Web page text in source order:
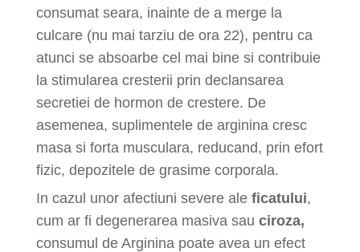
consumat seara, inainte de a merge la
culcare (nu mai tarziu de ora 22), pentru ca
atunci se absoarbe cel mai bine si contribuie
la stimularea cresterii prin declansarea
secretiei de hormon de crestere. De
asemenea, suplimentele de arginina cresc
masa si forta musculara, reducand, prin efort
fizic, depozitele de grasime corporala.
In cazul unor afectiuni severe ale ficatului,
cum ar fi degenerarea masiva sau ciroza,
consumul de Arginina poate avea un efect